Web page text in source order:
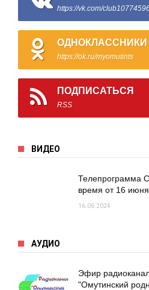
https://vk.com/
ОДНОКЛАССНИКИ
https://ok.ru/myomutints
ПОДПИСАТЬСЯ
RSS
ВИДЕО
Телепрограмма
время от 16 июня
16.06.2024
АУДИО
Эфир
"Омутинский